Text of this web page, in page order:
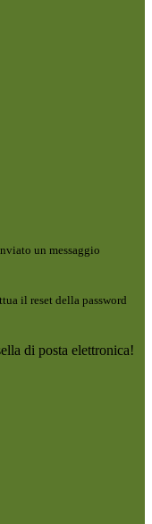
un messaggio
il reset della password
di posta elettronica!